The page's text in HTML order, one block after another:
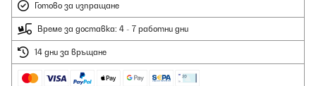
Готово за изпращане
Време за доставка: 4 - 7 работни дни
14 дни за връщане